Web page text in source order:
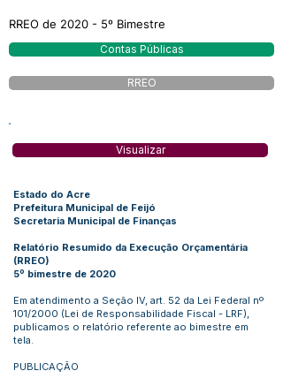
RREO de 2020 - 5º Bimestre
Contas Públicas
RREO
Visualizar
Estado do Acre
Prefeitura Municipal de Feijó
Secretaria Municipal de Finanças
Relatório Resumido da Execução Orçamentária
(RREO)
5º bimestre de 2020
Em atendimento a Seção IV, art. 52 da Lei Federal nº
101/2000 (Lei de Responsabilidade Fiscal - LRF),
publicamos o relatório referente ao bimestre em
tela.
PUBLICAÇÃO